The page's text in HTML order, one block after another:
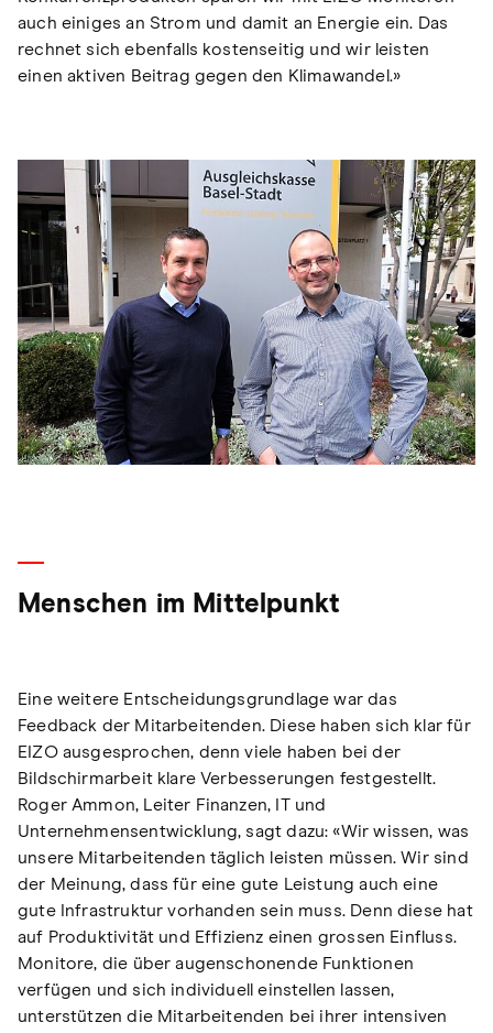
auch einiges an Strom und damit an Energie ein. Das
rechnet sich ebenfalls kostenseitig und wir leisten
einen aktiven Beitrag gegen den Klimawandel.»
Menschen im Mittelpunkt
Eine weitere Entscheidungsgrundlage war das
Feedback der Mitarbeitenden. Diese haben sich klar für
EIZO ausgesprochen, denn viele haben bei der
Bildschirmarbeit klare Verbesserungen festgestellt.
Roger Ammon, Leiter Finanzen, IT und
Unternehmensentwicklung, sagt dazu: «Wir wissen, was
unsere Mitarbeitenden täglich leisten müssen. Wir sind
der Meinung, dass für eine gute Leistung auch eine
gute Infrastruktur vorhanden sein muss. Denn diese hat
auf Produktivität und Effizienz einen grossen Einfluss.
Monitore, die über augenschonende Funktionen
verfügen und sich individuell einstellen lassen,
unterstützen die Mitarbeitenden bei ihrer intensiven